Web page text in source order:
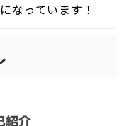
なっています！